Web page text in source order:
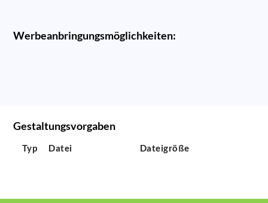
Werbeanbringungsmöglichkeiten:
Gestaltungsvorgaben
Typ Datei Dateigröße